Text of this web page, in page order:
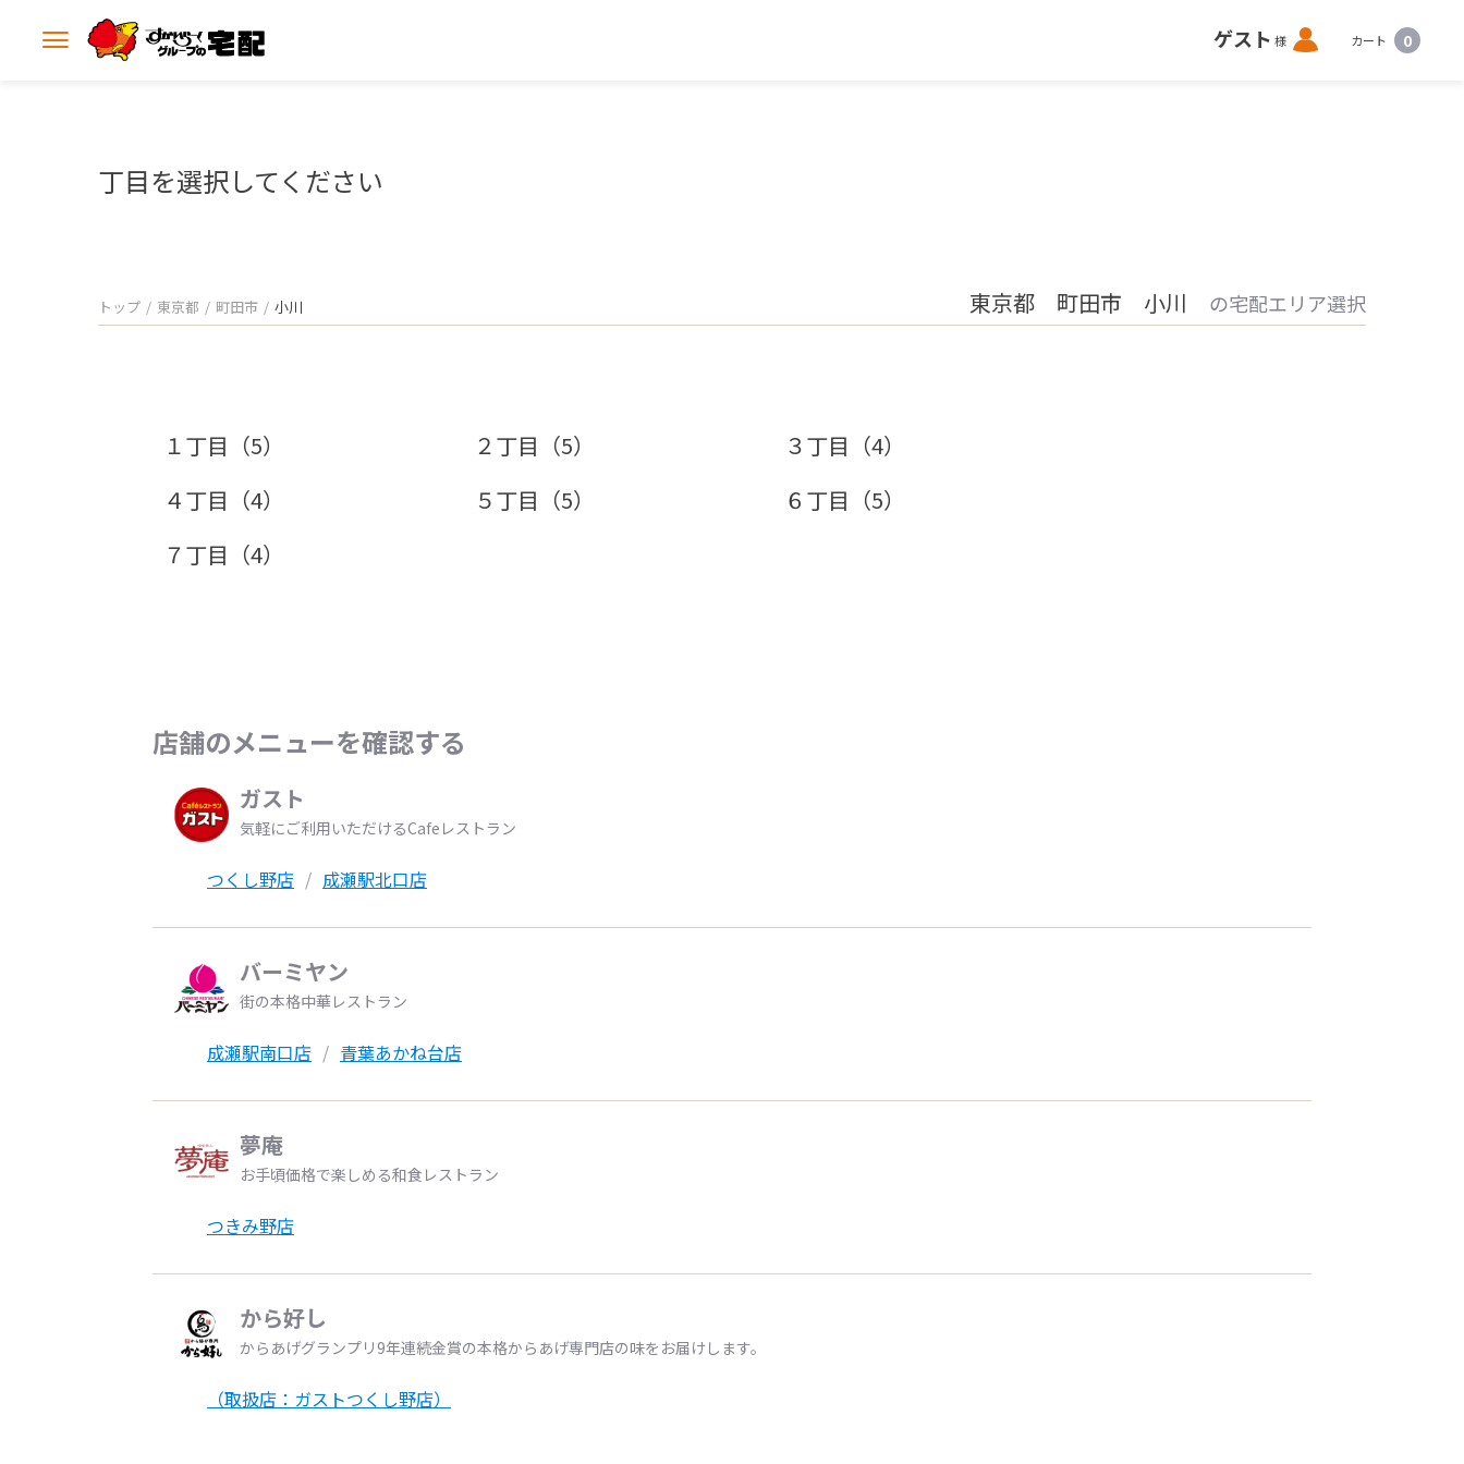
メ
ゲスト 様 ロ
グ
カート 0
丁目を選択してください
トップ 東京都 町田市 小川 東京都 町田市 小川 の宅配エリア選択
１丁目（5） ２丁目（5）
３丁目（4）
４丁目（4）
５丁目（5）
６丁目（5）
７丁目（4）
店舗のメニューを確認する
ガスト
気軽にご利用いただけるCafeレストラン
つくし野店 成瀬駅北口店
バーミヤン
街の本格中華レストラン
成瀬駅南口店 青葉あかね台店
夢庵
お手頃価格で楽しめる和食レストラン
つきみ野店
から好し
からあげグランプリ9年連続金賞の本格からあげ専門店の味をお届けします。
（取扱店：ガストつくし野店）